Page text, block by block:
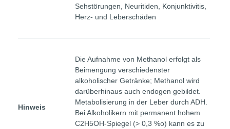
Sehstörungen, Neuritiden, Konjunktivitis,
Herz- und Leberschäden
Hinweis
Die Aufnahme von Methanol erfolgt als
Beimengung verschiedenster
alkoholischer Getränke; Methanol wird
darüberhinaus auch endogen gebildet.
Metabolisierung in der Leber durch ADH.
Bei Alkoholikern mit permanent hohem
C2H5OH-Spiegel (> 0,3 %o) kann es zu